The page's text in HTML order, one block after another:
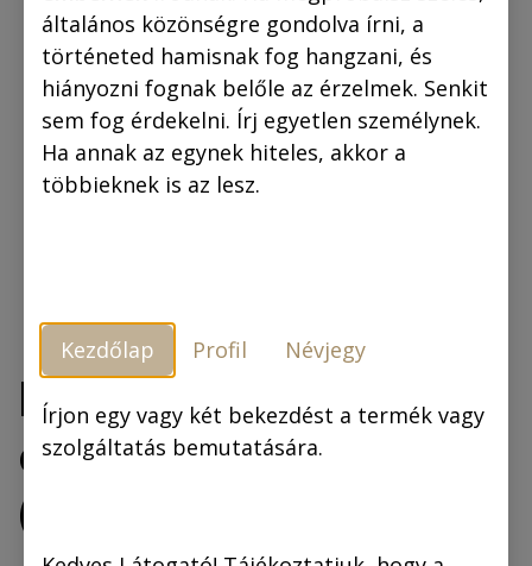
Rejtő Jenő: Az
előretolt helyőrség
(regény)
általános közönségre gondolva írni, a
történeted hamisnak fog hangzani, és
hiányozni fognak belőle az érzelmek. Senkit
sem fog érdekelni. Írj egyetlen személynek.
Ha annak az egynek hiteles, akkor a
többieknek is az lesz.
Kezdőlap Profil Névjegy
Írjon egy vagy két bekezdést a termék vagy
szolgáltatás bemutatására.